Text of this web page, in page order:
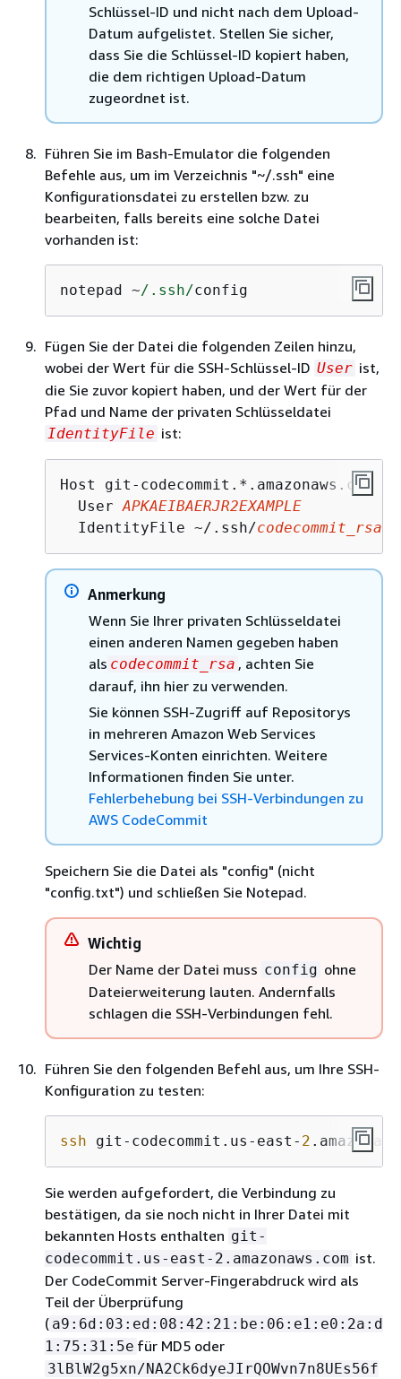
Schlüssel-ID und nicht nach dem Upload-
Datum aufgelistet. Stellen Sie sicher,
dass Sie die Schlüssel-ID kopiert haben,
die dem richtigen Upload-Datum
zugeordnet ist.
Führen Sie im Bash-Emulator die folgenden
Befehle aus, um im Verzeichnis "~/.ssh" eine
Konfigurationsdatei zu erstellen bzw. zu
bearbeiten, falls bereits eine solche Datei
vorhanden ist:
notepad ~/.ssh/config
Fügen Sie der Datei die folgenden Zeilen hinzu,
wobei der Wert für die SSH-Schlüssel-ID User ist,
die Sie zuvor kopiert haben, und der Wert für der
Pfad und Name der privaten Schlüsseldatei
IdentityFile ist:
Host git-codecommit.*.amazonaws.com
  User
APKAEIBAERJR2EXAMPLE
  IdentityFile ~/.ssh/
codecommit_rsa
Anmerkung
Wenn Sie Ihrer privaten Schlüsseldatei
einen anderen Namen gegeben haben
als codecommit_rsa , achten Sie
darauf, ihn hier zu verwenden.
Sie können SSH-Zugriff auf Repositorys
in mehreren Amazon Web Services
Services-Konten einrichten. Weitere
Informationen finden Sie unter.
Fehlerbehebung bei SSH-Verbindungen zu
AWS CodeCommit
Speichern Sie die Datei als "config" (nicht
"config.txt") und schließen Sie Notepad.
Wichtig
Der Name der Datei muss config ohne
Dateierweiterung lauten. Andernfalls
schlagen die SSH-Verbindungen fehl.
Führen Sie den folgenden Befehl aus, um Ihre SSH-
Konfiguration zu testen:
ssh git-codecommit.us-east- 2
Sie werden aufgefordert, die Verbindung zu
bestätigen, da sie noch nicht in Ihrer Datei mit
bekannten Hosts enthalten git-
codecommit.us-east-2.amazonaws.com ist.
Der CodeCommit Server-Fingerabdruck wird als
Teil der Überprüfung
( a9:6d:03:ed:08:42:21:be:06:e1:e0:2a:d
1:75:31:5e für MD5 oder
3lBlW2g5xn/NA2Ck6dyeJIrQOWvn7n8UEs56f